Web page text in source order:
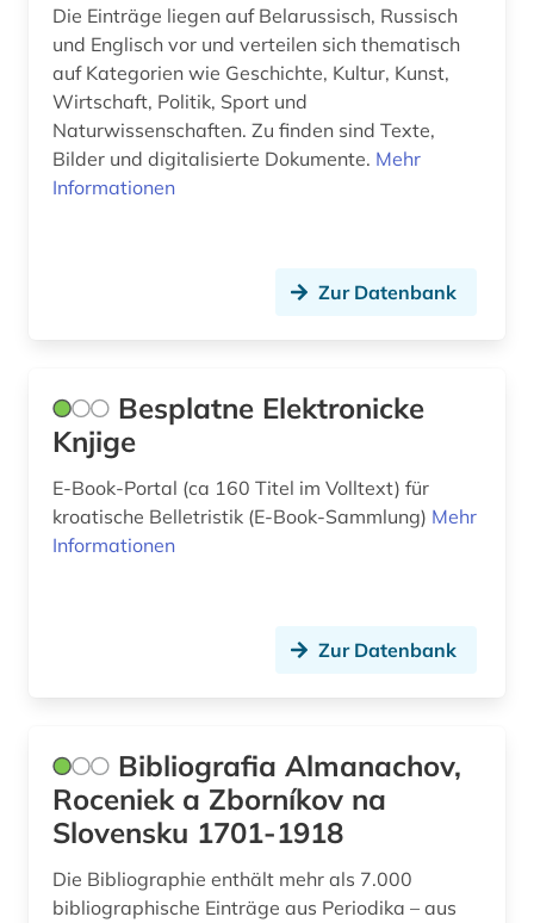
märchen (1)
nachschlagewerk (1)
&amp;quot;sv. kliment ohridski&amp;quot; -
skopje (1)
naturwissenschaften (2)
niederländisch (3)
open access (3)
open data (1)
opposition (1)
Die Einträge liegen auf Belarussisch, Russisch
und Englisch vor und verteilen sich thematisch
auf Kategorien wie Geschichte, Kultur, Kunst,
Wirtschaft, Politik, Sport und
Naturwissenschaften. Zu finden sind Texte,
Bilder und digitalisierte Dokumente. Mehr
Informationen
Zur Datenbank
Besplatne Elektronicke
Knjige
E-Book-Portal (ca 160 Titel im Volltext) für
kroatische Belletristik (E-Book-Sammlung) Mehr
Informationen
Zur Datenbank
Bibliografia Almanachov,
Roceniek a Zborníkov na
Slovensku 1701-1918
Die Bibliographie enthält mehr als 7.000
bibliographische Einträge aus Periodika – aus